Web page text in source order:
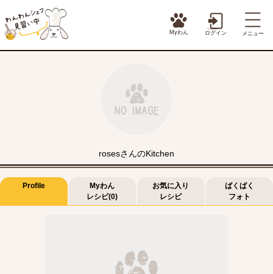
Myわん ログイン メニュー
rosesさんのKitchen
Profile
Myわん
レシピ(0)
お気に入り
レシピ
ばくばく
フォト